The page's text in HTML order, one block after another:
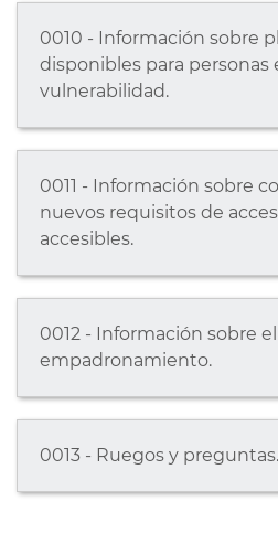
0010 - Información sobre
disponibles para personas
vulnerabilidad.
0011 - Información sobre
nuevos requisitos de
accesibles.
0012 - Información sobre
empadronamiento.
0013 - Ruegos y preguntas.